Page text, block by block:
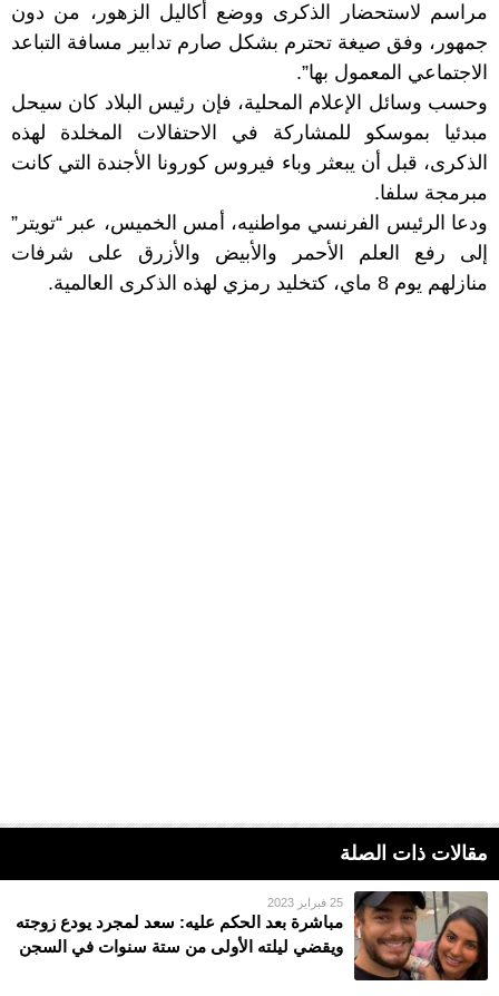
مراسم لاستحضار الذكرى ووضع أكاليل الزهور، من دون
جمهور، وفق صيغة تحترم بشكل صارم تدابير مسافة التباعد
الاجتماعي المعمول بها”.
وحسب وسائل الإعلام المحلية، فإن رئيس البلاد كان سيحل
مبدئيا بموسكو للمشاركة في الاحتفالات المخلدة لهذه
الذكرى، قبل أن يبعثر وباء فيروس كورونا الأجندة التي كانت
مبرمجة سلفا.
ودعا الرئيس الفرنسي مواطنيه، أمس الخميس، عبر “تويتر”
إلى رفع العلم الأحمر والأبيض والأزرق على شرفات
منازلهم يوم 8 ماي، كتخليد رمزي لهذه الذكرى العالمية.
مقالات ذات الصلة
25 فبراير 2023
مباشرة بعد الحكم عليه: سعد لمجرد يودع زوجته
ويقضي ليلته الأولى من ستة سنوات في السجن